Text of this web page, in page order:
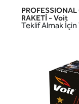
RAKETİ - Voit
Teklif Almak İçin